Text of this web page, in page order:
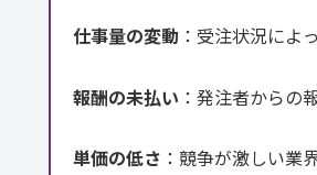
仕事量の変動 ：受注状況によ
報酬の未払い ：発注者からの
単価の低さ ：競争が激しい業